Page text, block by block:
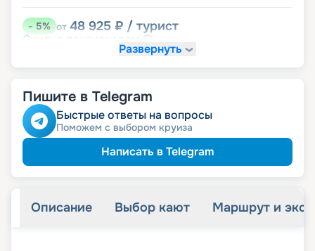
-5% от 48 925 ₽ / турист
Скидка
Скидка на юбилей свадьбы, кратный 5-ти
Развернуть
Пишите в Telegram
Быстрые ответы на вопросы
Поможем с выбором круиза
Написать в Telegram
Описание Выбор кают Маршрут и